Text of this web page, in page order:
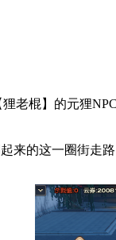
棍】的元狸NPC
的这一圈街走路